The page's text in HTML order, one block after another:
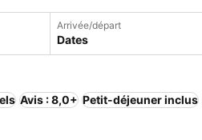
Arrivée/départ
Dates
Avis : 8,0+ Petit-déjeuner inclus